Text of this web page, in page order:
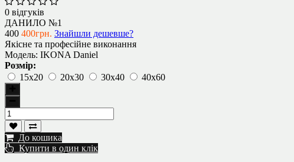
0 відгуків
ДАНИЛО №1
400 400грн. Знайшли дешевше?
Якісне та професійне виконання
Модель: IKONA Daniel
Розмір:
15х20
20х30 30х40 40х60
До кошика
Купити в один клік